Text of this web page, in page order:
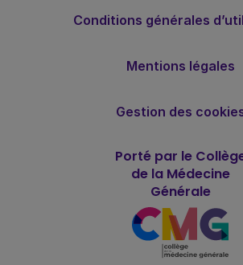
Conditions générales
Mentions légales
Gestion des
Porté par le
de la Médecine
Générale